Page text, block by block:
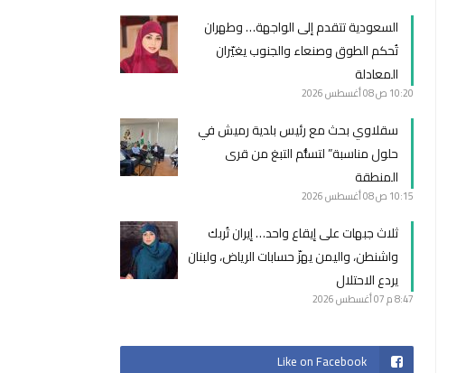
السعودية تتقدم إلى الواجهة… وطهران
تُحكم الطوق وصنعاء والجنوب يغيّران
المعادلة
10:20 ص 08 أغسطس 2026
سقلاوي بحث مع رئيس بلدية رميش في
حلول مناسبة” لتسلُّم التبغ من قرى
المنطقة
10:15 ص 08 أغسطس 2026
ثلاث جبهات على إيقاع واحد… إيران تُربك
واشنطن، واليمن يهزّ حسابات الرياض، ولبنان
يردع الاحتلال
8:47 م 07 أغسطس 2026
Like on Facebook